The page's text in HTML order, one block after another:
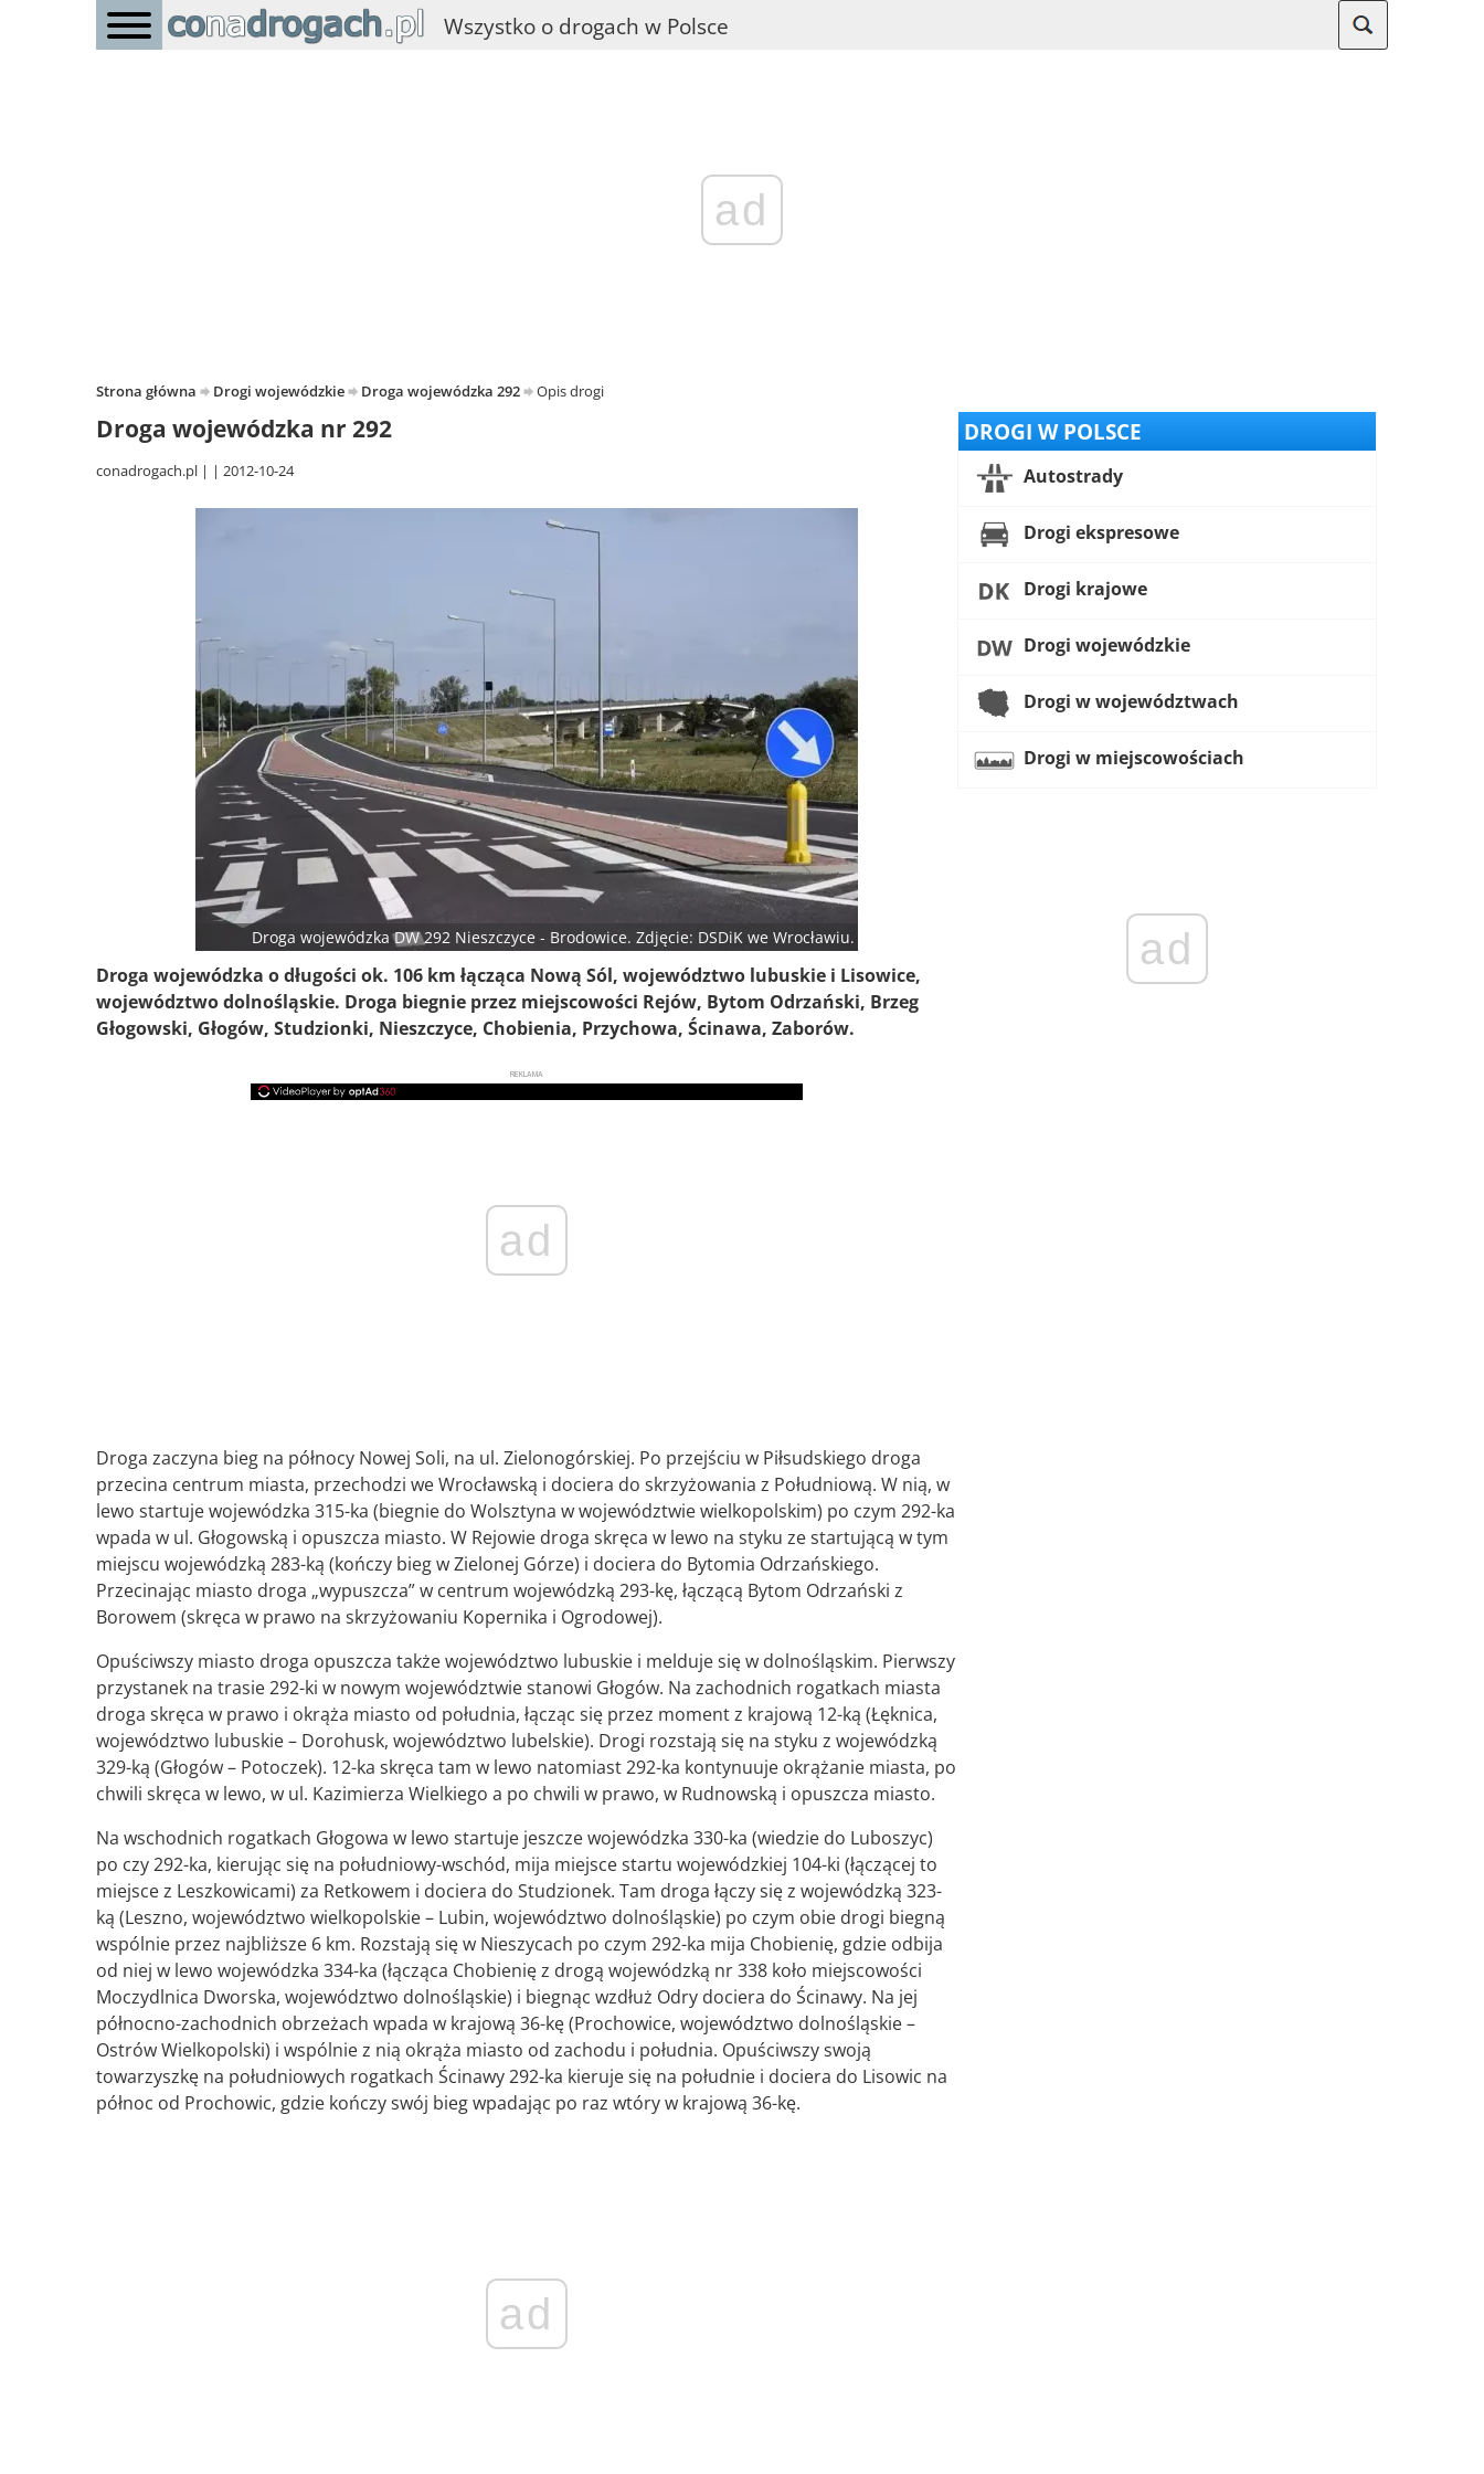
Wszystko o drogach w Polsce
ad
Strona główna Drogi wojewódzkie Droga wojewódzka 292 Opis drogi
Droga wojewódzka nr 292
conadrogach.pl 2012-10-24
Droga wojewódzka DW 292 Nieszczyce - Brodowice. Zdjęcie: DSDiK we Wrocławiu.
Droga wojewódzka o długości ok. 106 km łącząca Nową Sól, województwo lubuskie i Lisowice,
województwo dolnośląskie. Droga biegnie przez miejscowości Rejów, Bytom Odrzański, Brzeg
Głogowski, Głogów, Studzionki, Nieszczyce, Chobienia, Przychowa, Ścinawa, Zaborów.
REKLAMA
ad
Droga zaczyna bieg na północy Nowej Soli, na ul. Zielonogórskiej. Po przejściu w Piłsudskiego droga
przecina centrum miasta, przechodzi we Wrocławską i dociera do skrzyżowania z Południową. W nią, w
lewo startuje wojewódzka 315-ka (biegnie do Wolsztyna w województwie wielkopolskim) po czym 292-ka
wpada w ul. Głogowską i opuszcza miasto. W Rejowie droga skręca w lewo na styku ze startującą w tym
miejscu wojewódzką 283-ką (kończy bieg w Zielonej Górze) i dociera do Bytomia Odrzańskiego.
Przecinając miasto droga „wypuszcza” w centrum wojewódzką 293-kę, łączącą Bytom Odrzański z
Borowem (skręca w prawo na skrzyżowaniu Kopernika i Ogrodowej).
Opuściwszy miasto droga opuszcza także województwo lubuskie i melduje się w dolnośląskim. Pierwszy
przystanek na trasie 292-ki w nowym województwie stanowi Głogów. Na zachodnich rogatkach miasta
droga skręca w prawo i okrąża miasto od południa, łącząc się przez moment z krajową 12-ką (Łęknica,
województwo lubuskie– Dorohusk, województwo lubelskie). Drogi rozstają się na styku z wojewódzką
329-ką (Głogów – Potoczek). 12-ka skręca tam w lewo natomiast 292-ka kontynuuje okrążanie miasta, po
chwili skręca w lewo, w ul. Kazimierza Wielkiego a po chwili w prawo, w Rudnowską i opuszcza miasto.
Na wschodnich rogatkach Głogowa w lewo startuje jeszcze wojewódzka 330-ka (wiedzie do Luboszyc)
po czy 292-ka, kierując się na południowy-wschód, mija miejsce startu wojewódzkiej 104-ki (łączącej to
miejsce z Leszkowicami) za Retkowem i dociera do Studzionek. Tam droga łączy się z wojewódzką 323-
ką (Leszno, województwo wielkopolskie – Lubin, województwo dolnośląskie) po czym obie drogi biegną
wspólnie przez najbliższe 6 km. Rozstają się w Nieszycach po czym 292-ka mija Chobienię, gdzie odbija
od niej w lewo wojewódzka 334-ka (łącząca Chobienię z drogą wojewódzką nr 338 koło miejscowości
Moczydlnica Dworska, województwo dolnośląskie) i biegnąc wzdłuż Odry dociera do Ścinawy. Na jej
północno-zachodnich obrzeżach wpada w krajową 36-kę (Prochowice, województwo dolnośląskie –
Ostrów Wielkopolski) i wspólnie z nią okrąża miasto od zachodu i południa. Opuściwszy swoją
towarzyszkę na południowych rogatkach Ścinawy 292-ka kieruje się na południe i dociera do Lisowic na
północ od Prochowic, gdzie kończy swój bieg wpadając po raz wtóry w krajową 36-kę.
ad
DROGI W POLSCE
Autostrady
Drogi ekspresowe
Drogi krajowe
Drogi wojewódzkie
Drogi w województwach
Drogi w miejscowościach
ad